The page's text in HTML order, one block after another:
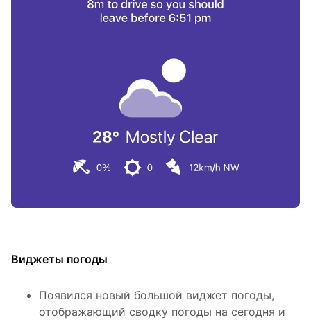
Виджеты погоды
Появился новый большой виджет погоды,
отображающий сводку погоды на сегодня и